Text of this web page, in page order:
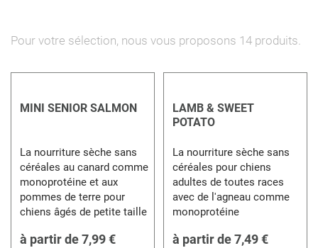
Pour votre sélection, nous vous proposons 14 produits.
MINI SENIOR SALMON
La nourriture sèche sans
céréales au canard comme
monoprotéine et aux
pommes de terre pour
chiens âgés de petite taille
à partir de7,99 €
LAMB & SWEET
POTATO
La nourriture sèche sans
céréales pour chiens
adultes de toutes races
avec de l'agneau comme
monoprotéine
à partir de7,49 €